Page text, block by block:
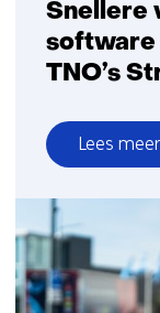
Snellere
software
TNO’s
Lees meer
over
Snellere
autonome
software